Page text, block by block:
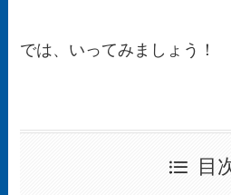
では、いってみましょう！
目